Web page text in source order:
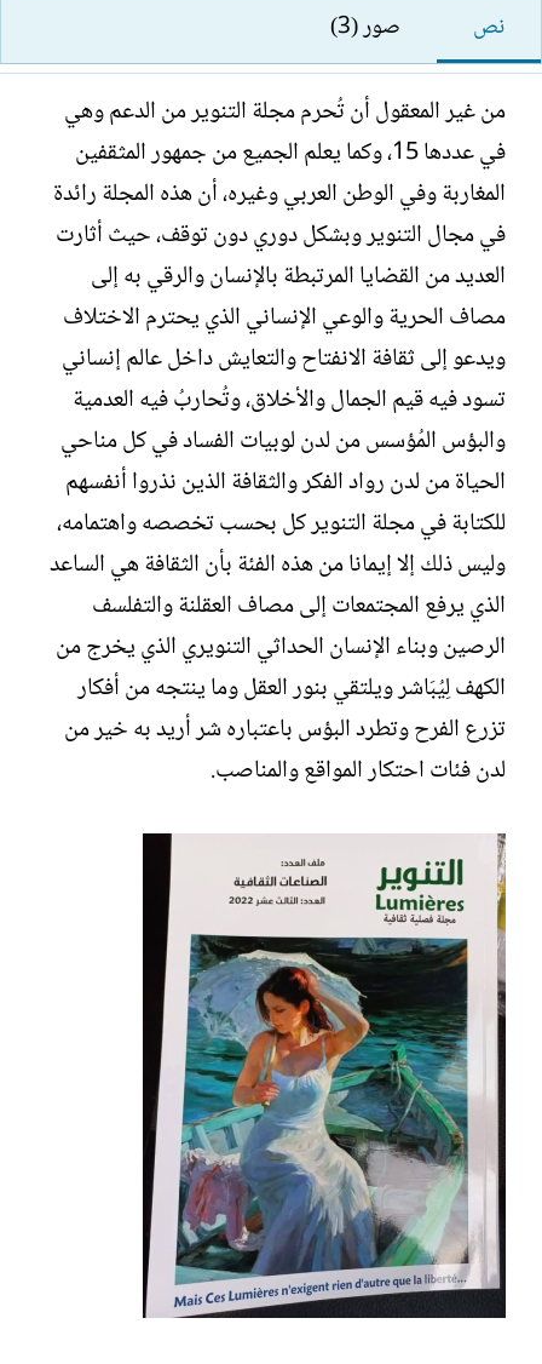
ا
ت
ب
خ
ا
ل
إ
ش
ا
ء
نص صور (3)
من غير المعقول أن تُحرم مجلة التنوير من الدعم وهي
في عددها 15، وكما يعلم الجميع من جمهور المثقفين
المغاربة وفي الوطن العربي وغيره، أن هذه المجلة رائدة
في مجال التنوير وبشكل دوري دون توقف، حيث أثارت
العديد من القضايا المرتبطة بالإنسان والرقي به إلى
مصاف الحرية والوعي الإنساني الذي يحترم الاختلاف
ويدعو إلى ثقافة الانفتاح والتعايش داخل عالم إنساني
تسود فيه قيم الجمال والأخلاق، وتُحاربُ فيه العدمية
والبؤس المُؤسس من لدن لوبيات الفساد في كل مناحي
الحياة من لدن رواد الفكر والثقافة الذين نذروا أنفسهم
للكتابة في مجلة التنوير كل بحسب تخصصه واهتمامه،
وليس ذلك إلا إيمانا من هذه الفئة بأن الثقافة هي الساعد
الذي يرفع المجتمعات إلى مصاف العقلنة والتفلسف
الرصين وبناء الإنسان الحداثي التنويري الذي يخرج من
الكهف لِيُبَاشر ويلتقي بنور العقل وما ينتجه من أفكار
تزرع الفرح وتطرد البؤس باعتباره شر أريد به خير من
لدن فئات احتكار المواقع والمناصب.